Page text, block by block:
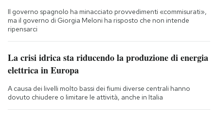
Il governo spagnolo ha minacciato provvedimenti «commisurati»,
ma il governo di Giorgia Meloni ha risposto che non intende
ripensarci
La crisi idrica sta riducendo la produzione di energia
elettrica in Europa
A causa dei livelli molto bassi dei fiumi diverse centrali hanno
dovuto chiudere o limitare le attività, anche in Italia